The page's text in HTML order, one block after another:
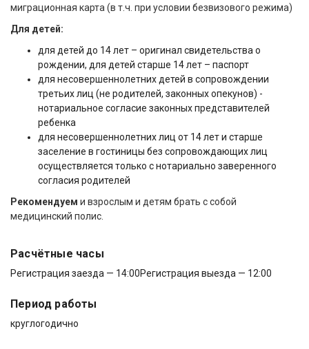
миграционная карта (в т.ч. при условии безвизового режима)
Для детей:
для детей до 14 лет – оригинал свидетельства о
рождении, для детей старше 14 лет – паспорт
для несовершеннолетних детей в сопровождении
третьих лиц (не родителей, законных опекунов) -
нотариальное согласие законных представителей
ребенка
для несовершеннолетних лиц от 14 лет и старше
заселение в гостиницы без сопровождающих лиц
осуществляется только с нотариально заверенного
согласия родителей
Рекомендуем и взрослым и детям брать с собой
медицинский полис.
Расчётные часы
Регистрация заезда — 14:00Регистрация выезда — 12:00
Период работы
круглогодично